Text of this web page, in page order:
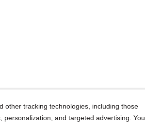
other tracking technologies, including those
and targeted advertising. You